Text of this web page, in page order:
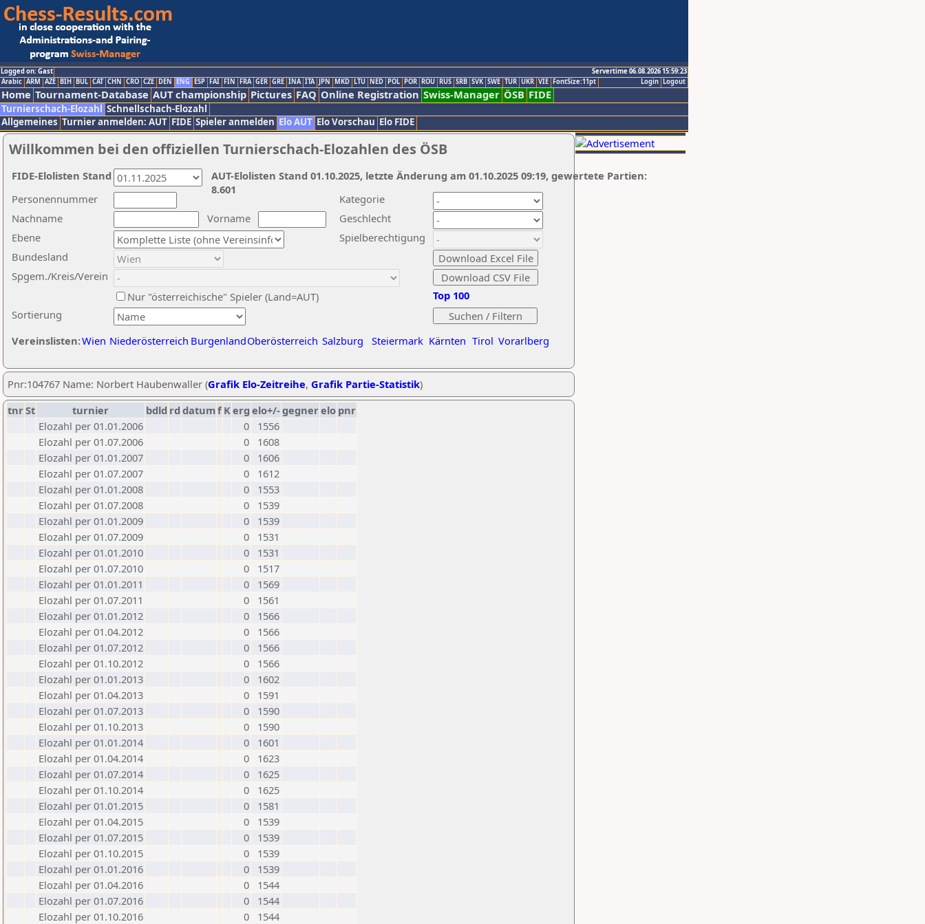
Logged on: Gast
Servertime 06.08.2026 15:59:23
Logout
Login
Arabic ARM AZE BIH BUL CAT CHN CRO CZE DEN ENG ESP FAI FIN FRA GER GRE INA ITA JPN MKD LTU NED POL POR ROU RUS SRB SVK SWE TUR UKR VIE FontSize:11pt
Home Tournament-Database AUT championship Pictures FAQ Online Registration Swiss-Manager ÖSB FIDE
Turnierschach-Elozahl Schnellschach-Elozahl
Allgemeines Turnier anmelden: AUT FIDE Spieler anmelden Elo AUT Elo Vorschau Elo FIDE
Willkommen bei den offiziellen Turnierschach-Elozahlen des ÖSB
Nachname
Vorname
Ebene
Kategorie
Sortierung
Personennummer
Bundesland
Spgem./Kreis/Verein
Geschlecht
Nur "österreichische" Spieler (Land=AUT)
Spielberechtigung
Vereinslisten:Wien Niederösterreich BurgenlandOberösterreich Salzburg Steiermark Kärnten Tirol Vorarlberg
Top 100
AUT-Elolisten Stand 01.10.2025, letzte Änderung am 01.10.2025 09:19, gewertete Partien:
8.601
FIDE-Elolisten Stand
Pnr:104767 Name: Norbert Haubenwaller (Grafik Elo-Zeitreihe, Grafik Partie-Statistik)
tnrSt turnier bdld rd datumf Kerg elo+/-gegnerelo pnr
Elozahl per 01.01.2006
0
1556
Elozahl per 01.07.2006
0
1608
Elozahl per 01.01.2007
0
1606
Elozahl per 01.07.2007
0
1612
Elozahl per 01.01.2008
0
1553
Elozahl per 01.07.2008
0
1539
Elozahl per 01.01.2009
0
1539
Elozahl per 01.07.2009
0
1531
Elozahl per 01.01.2010
0
1531
Elozahl per 01.07.2010
0
1517
Elozahl per 01.01.2011
0
1569
Elozahl per 01.07.2011
0
1561
Elozahl per 01.01.2012
0
1566
Elozahl per 01.04.2012
0
1566
Elozahl per 01.07.2012
0
1566
Elozahl per 01.10.2012
0
1566
Elozahl per 01.01.2013
0
1602
Elozahl per 01.04.2013
0
1591
Elozahl per 01.07.2013
0
1590
Elozahl per 01.10.2013
0
1590
Elozahl per 01.01.2014
0
1601
Elozahl per 01.04.2014
0
1623
Elozahl per 01.07.2014
0
1625
Elozahl per 01.10.2014
0
1625
Elozahl per 01.01.2015
0
1581
Elozahl per 01.04.2015
0
1539
Elozahl per 01.07.2015
0
1539
Elozahl per 01.10.2015
0
1539
Elozahl per 01.01.2016
0
1539
Elozahl per 01.04.2016
0
1544
Elozahl per 01.07.2016
0
1544
Elozahl per 01.10.2016
0
1544